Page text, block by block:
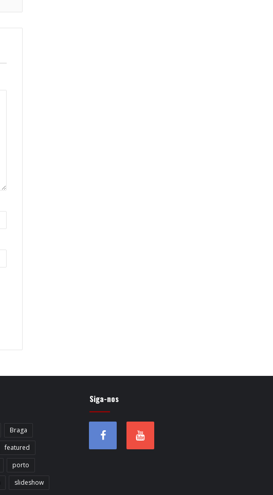
Braga
featured
porto
slideshow
Siga-nos